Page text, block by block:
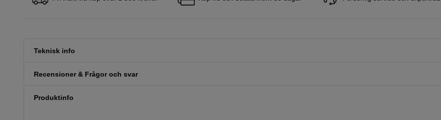
Teknisk info
Recensioner & Frågor och svar
Produktinfo